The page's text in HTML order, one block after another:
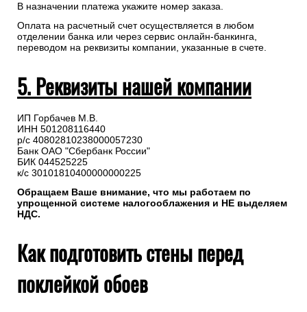
В назначении платежа укажите номер заказа.
Оплата на расчетный счет осуществляется в любом
отделении банка или через сервис онлайн-банкинга,
переводом на реквизиты компании, указанные в счете.
5. Реквизиты нашей компании
ИП Горбачев М.В.
ИНН 501208116440
р/с 40802810238000057230
Банк ОАО "Сбербанк России"
БИК 044525225
к/с 30101810400000000225
Обращаем Ваше внимание, что мы работаем по
упрощенной системе налогооблажения и НЕ выделяем
НДС.
Как подготовить стены перед
поклейкой обоев